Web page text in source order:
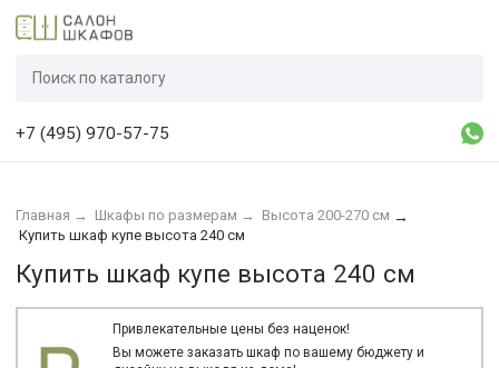
+7 (495) 970-57-75
Главная → Шкафы по размерам → Высота 200-270 см →
Купить шкаф купе высота 240 см
Купить шкаф купе высота 240 см
Привлекательные цены без наценок!
Вы можете заказать шкаф по вашему бюджету и